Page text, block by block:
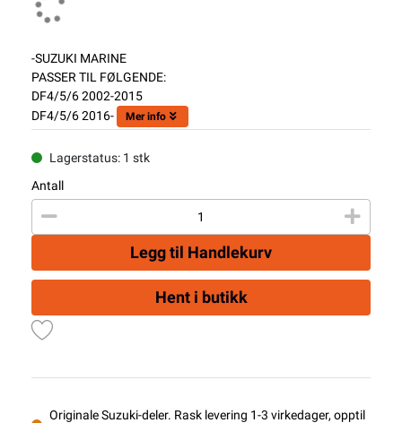
-SUZUKI MARINE
PASSER TIL FØLGENDE:
DF4/5/6 2002-2015
DF4/5/6 2016-
Mer info
Lagerstatus: 1 stk
Antall
Legg til Handlekurv
Hent i butikk
Originale Suzuki-deler. Rask levering 1-3 virkedager, opptil